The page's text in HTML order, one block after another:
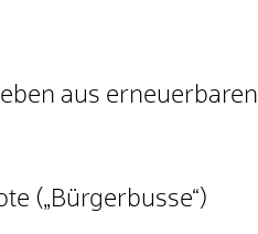
aus erneuerbaren
(„Bürgerbusse“)